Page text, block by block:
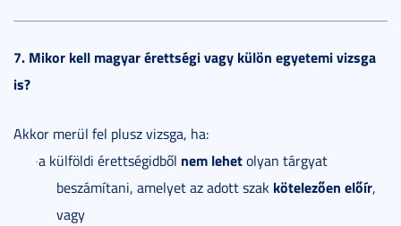
7. Mikor kell magyar érettségi vagy külön egyetemi vizsga
is?
Akkor merül fel plusz vizsga, ha:
·a külföldi érettségidből nem lehetolyan tárgyat
beszámítani, amelyet az adott szak kötelezően előír,
vagy